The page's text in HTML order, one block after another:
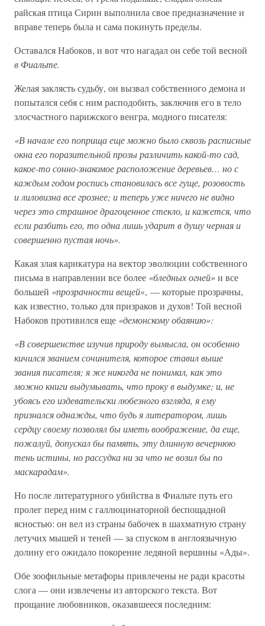
райская птица Сирин выполнила свое предназначение и
вправе теперь была и сама покинуть пределы.
Оставался Набоков, и вот что нагадал он себе той весной
в Фиальте.
Желая заклясть судьбу, он вызвал собственного демона и
попытался себя с ним расподобить, заключив его в тело
злосчастного парижского венгра, модного писателя:
«В начале его поприща еще можно было сквозь расписные
окна его поразительной прозы различить какой-то сад,
какое-то сонно-знакомое расположение деревьев… но с
каждым годом роспись становилась все гуще, розовость
и лиловизна все грознее; и теперь уже ничего не видно
через это страшное драгоценное стекло, и кажется, что
если разбить его, то одна лишь ударит в душу черная и
совершенно пустая ночь».
Какая злая карикатура на вектор эволюции собственного
письма в направлении все более «бледных огней»и все
большей «прозрачности вещей», — которые прозрачны,
как известно, только для призраков и духов! Той весной
Набоков противился еще «демонскому обаянию»:
«В совершенстве изучив природу вымысла, он особенно
кичился званием сочинителя, которое ставил выше
звания писателя; я же никогда не понимал, как это
можно книги выдумывать, что проку в выдумке; и, не
убоясь его издевательски любезного взгляда, я ему
признался однажды, что будь я литератором, лишь
сердцу своему позволял бы иметь воображение, да еще,
пожалуй, допускал бы память, эту длинную вечернюю
тень истины, но рассудка ни за что не возил бы по
маскарадам».
Но после литературного убийства в Фиальте путь его
пролег перед ним с галлюцинаторной беспощадной
ясностью: он вел из страны бабочек в шахматную страну
летучих мышей и теней — за спуском в англоязычную
долину его ожидало покорение ледяной вершины «Ады».
Обе зоофильные метафоры привлечены не ради красоты
слога — они извлечены из авторского текста. Вот
прощание любовников, оказавшееся последним: